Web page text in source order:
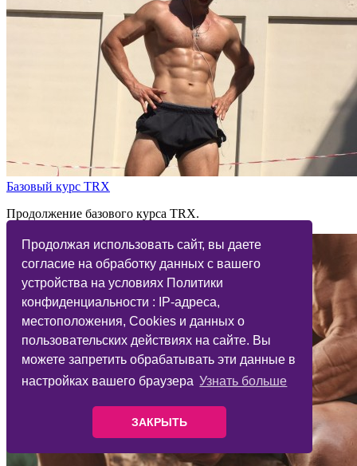
Продолжая использовать сайт, вы даете
согласие на обработку данных с вашего
устройства на условиях Политики
конфиденциальности : IP-адреса,
местоположения, Cookies и данных о
пользовательских действиях на сайте. Вы
можете запретить обрабатывать эти данные в
настройках вашего браузера Узнать больше
ЗАКРЫТЬ
Базовый курс TRX
Продолжение базового курса TRX.